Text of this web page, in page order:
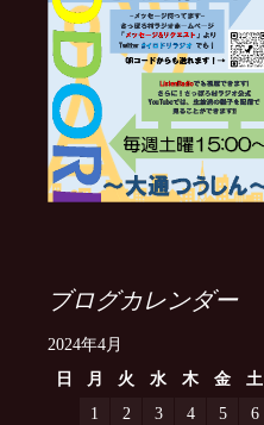
ブログカレンダー
2024年4月
日
月 火 水 木 金
土
1
2 3 4 5 6